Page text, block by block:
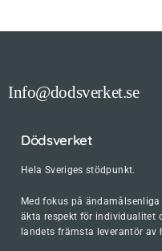
Info@dodsverket.se
Dödsverket
Hela Sveriges stödpunkt.
Med fokus på
äkta respekt för individualitet
landets främsta leverantör av